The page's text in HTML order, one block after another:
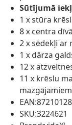
Sūtījumā
1 x stūra
8 x centra
2 x sēdekļi ar
1 x dārza
12 x
11 x krēslu
SKU:3224621